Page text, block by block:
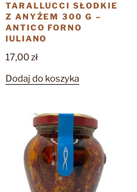
TARALLUCCI SŁODKIE
Z ANYŻEM 300 G –
ANTICO FORNO
IULIANO
17,00zł
Dodaj do koszyka